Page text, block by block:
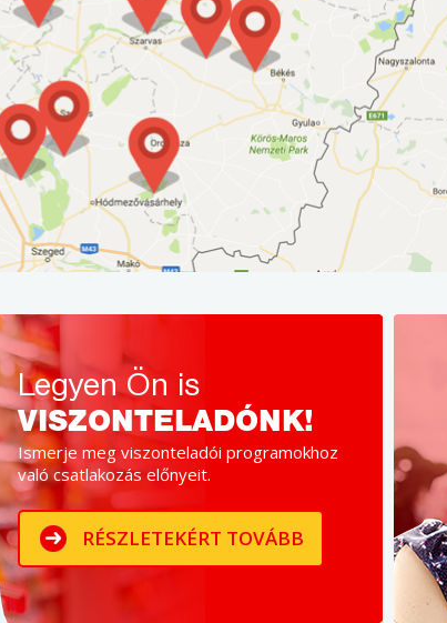
Legyen Ön is
VISZONTELADÓNK!
Ismerje meg viszonteladói programokhoz
való csatlakozás előnyeit.
RÉSZLETEKÉRT TOVÁBB